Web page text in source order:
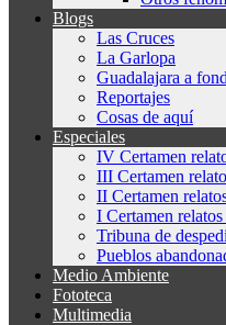
Blogs
Las Cruces
La Garlopa
Guadalajara a
Reportajes
Cosas de aquí
Especiales
IV Certamen
III Certamen
II Certamen
I Certamen
Tribuna de
Pueblos
Medio Ambiente
Fototeca
Multimedia